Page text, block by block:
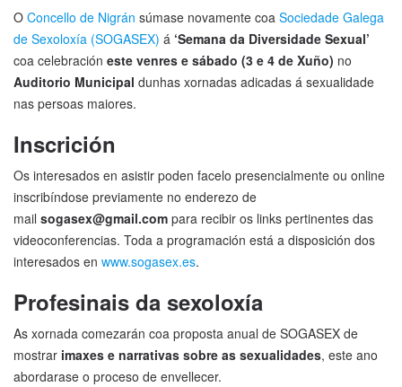
O Concello de Nigrán súmase novamente coa Sociedade Galega
de Sexoloxía (SOGASEX) á ‘Semana da Diversidade Sexual’
coa celebración este venres e sábado (3 e 4 de Xuño) no
Auditorio Municipal dunhas xornadas adicadas á sexualidade
nas persoas maiores.
Inscrición
Os interesados en asistir poden facelo presencialmente ou online
inscribíndose previamente no enderezo de
mail sogasex@gmail.com para recibir os links pertinentes das
videoconferencias. Toda a programación está a disposición dos
interesados en www.sogasex.es.
Profesinais da sexoloxía
As xornada comezarán coa proposta anual de SOGASEX de
mostrar imaxes e narrativas sobre as sexualidades, este ano
abordarase o proceso de envellecer.